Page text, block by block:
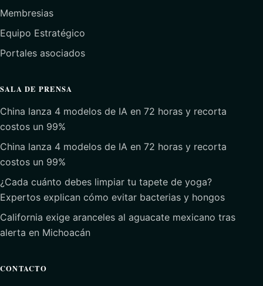
Membresias
Equipo Estratégico
Portales asociados
SALA DE PRENSA
China lanza 4 modelos de IA en 72 horas y recorta
costos un 99%
China lanza 4 modelos de IA en 72 horas y recorta
costos un 99%
¿Cada cuánto debes limpiar tu tapete de yoga?
Expertos explican cómo evitar bacterias y hongos
California exige aranceles al aguacate mexicano tras
alerta en Michoacán
CONTACTO